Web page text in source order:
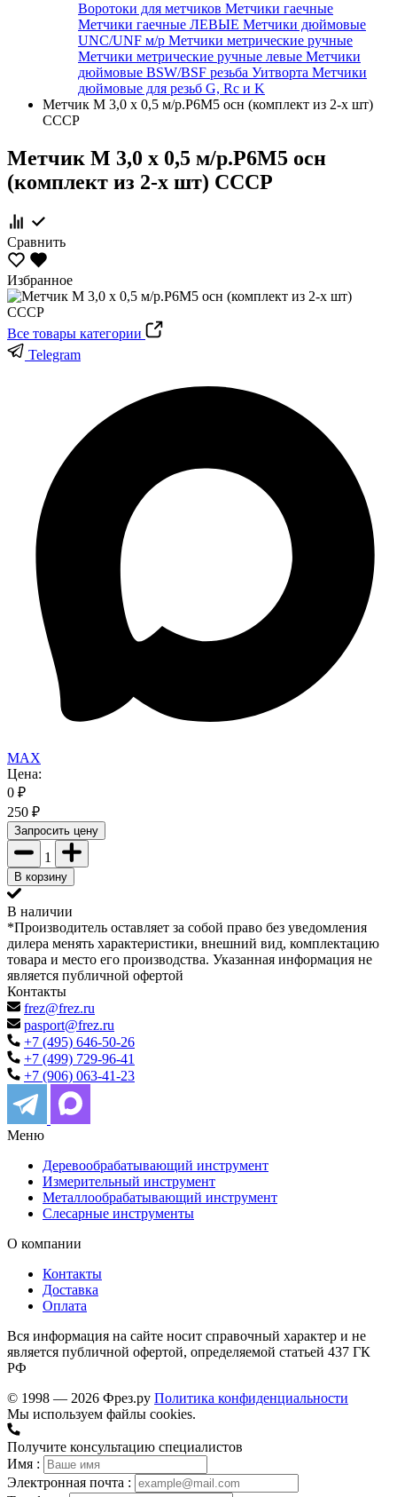
Воротоки для метчиков Метчики гаечные
Метчики гаечные ЛЕВЫЕ Метчики дюймовые
UNC/UNF м/р Метчики метрические ручные
Метчики метрические ручные левые Метчики
дюймовые BSW/BSF резьба Уитворта Метчики
дюймовые для резьб G, Rc и K
Метчик М 3,0 х 0,5 м/р.Р6М5 осн (комплект из 2-х шт)
СССР
Метчик М 3,0 х 0,5 м/р.Р6М5 осн
(комплект из 2-х шт) СССР
Сравнить
Избранное
Все товары категории
Telegram
MAX
Цена:
0 ₽
250 ₽
Запросить цену
1
В корзину
В наличии
*Производитель оставляет за собой право без уведомления
дилера менять характеристики, внешний вид, комплектацию
товара и место его производства. Указанная информация не
является публичной офертой
Контакты
frez@frez.ru
pasport@frez.ru
+7 (495) 646-50-26
+7 (499) 729-96-41
+7 (906) 063-41-23
Меню
Деревообрабатывающий инструмент
Измерительный инструмент
Металлообрабатывающий инструмент
Слесарные инструменты
О компании
Контакты
Доставка
Оплата
Вся информация на сайте носит справочный характер и не
является публичной офертой, определяемой статьей 437 ГК
РФ
© 1998 — 2026 Фрез.ру Политика конфиденциальности
Мы используем файлы cookies.
Получите консультацию специалистов
Имя :
Электронная почта :